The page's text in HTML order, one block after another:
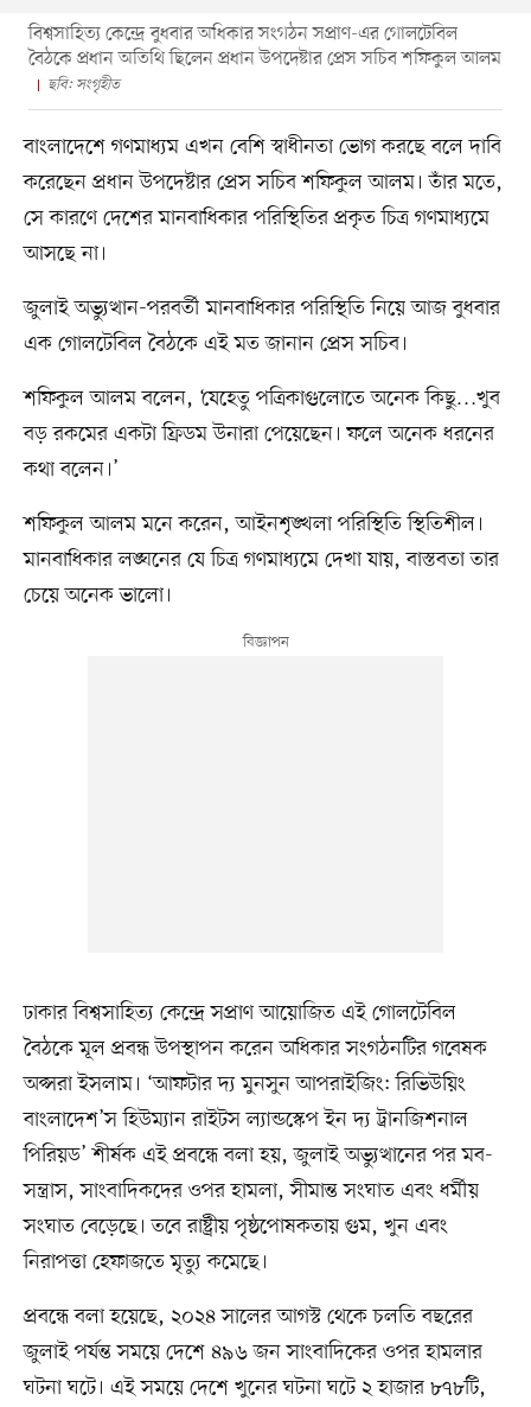
বিশ্বসাহিত্য কেন্দ্রে বুধবার অধিকার সংগঠন সপ্রাণ-এর গোলটেবিল
বৈঠকে প্রধান অতিথি ছিলেন প্রধান উপদেষ্টার প্রেস সচিব শফিকুল আলম
ছবি: সংগৃহীত
বাংলাদেশে গণমাধ্যম এখন বেশি স্বাধীনতা ভোগ করছে বলে দাবি
করেছেন প্রধান উপদেষ্টার প্রেস সচিব শফিকুল আলম। তাঁর মতে,
সে কারণে দেশের মানবাধিকার পরিস্থিতির প্রকৃত চিত্র গণমাধ্যমে
আসছে না।
জুলাই অভ্যুত্থান-পরবর্তী মানবাধিকার পরিস্থিতি নিয়ে আজ বুধবার
এক গোলটেবিল বৈঠকে এই মত জানান প্রেস সচিব।
শফিকুল আলম বলেন, ‘যেহেতু পত্রিকাগুলোতে অনেক কিছু…খুব
বড় রকমের একটা ফ্রিডম উনারা পেয়েছেন। ফলে অনেক ধরনের
কথা বলেন।’
শফিকুল আলম মনে করেন, আইনশৃঙ্খলা পরিস্থিতি স্থিতিশীল।
মানবাধিকার লঙ্ঘনের যে চিত্র গণমাধ্যমে দেখা যায়, বাস্তবতা তার
চেয়ে অনেক ভালো।
ঢাকার বিশ্বসাহিত্য কেন্দ্রে সপ্রাণ আয়োজিত এই গোলটেবিল
বৈঠকে মূল প্রবন্ধ উপস্থাপন করেন অধিকার সংগঠনটির গবেষক
অপ্সরা ইসলাম। ‘আফটার দ্য মুনসুন আপরাইজিং: রিভিউয়িং
বাংলাদেশ’স হিউম্যান রাইটস ল্যান্ডস্কেপ ইন দ্য ট্রানজিশনাল
পিরিয়ড’ শীর্ষক এই প্রবন্ধে বলা হয়, জুলাই অভ্যুত্থানের পর মব-
সন্ত্রাস, সাংবাদিকদের ওপর হামলা, সীমান্ত সংঘাত এবং ধর্মীয়
সংঘাত বেড়েছে। তবে রাষ্ট্রীয় পৃষ্ঠপোষকতায় গুম, খুন এবং
নিরাপত্তা হেফাজতে মৃত্যু কমেছে।
প্রবন্ধে বলা হয়েছে, ২০২৪ সালের আগস্ট থেকে চলতি বছরের
জুলাই পর্যন্ত সময়ে দেশে ৪৯৬ জন সাংবাদিকের ওপর হামলার
ঘটনা ঘটে। এই সময়ে দেশে খুনের ঘটনা ঘটে ২ হাজার ৮৭৮টি,